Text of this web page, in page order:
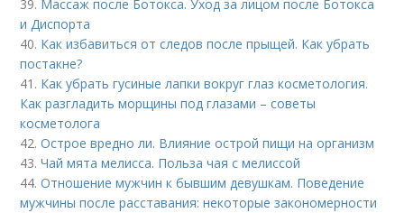
39. Массаж после Ботокса. Уход за лицом после Ботокса
и Диспорта
40. Как избавиться от следов после прыщей. Как убрать
постакне?
41. Как убрать гусиные лапки вокруг глаз косметология.
Как разгладить морщины под глазами – советы
косметолога
42.Острое вредно ли. Влияние острой пищи на организм
43.Чай мята мелисса. Польза чая с мелиссой
44.Отношение мужчин к бывшим девушкам. Поведение
мужчины после расставания: некоторые закономерности